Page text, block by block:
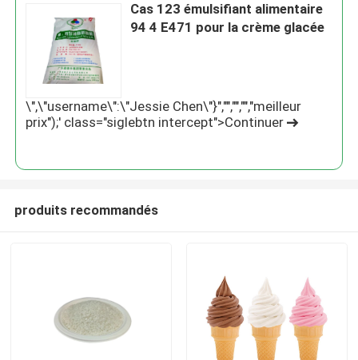
Cas 123 émulsifiant alimentaire
94 4 E471 pour la crème glacée
\",\"username\":\"Jessie Chen\"}","","","","meilleur
prix");' class="siglebtn intercept">Continuer
produits recommandés